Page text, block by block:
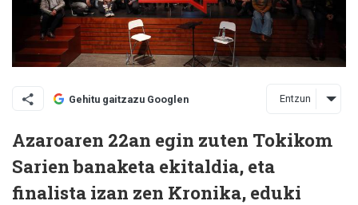
Gehitu gaitzazu Googlen Entzun
Azaroaren 22an egin zuten Tokikom
Sarien banaketa ekitaldia, eta
finalista izan zen Kronika, eduki